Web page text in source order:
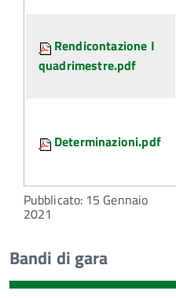
Rendicontazione I
quadrimestre.pdf
Determinazioni.pdf
Pubblicato: 15 Gennaio
2021
Bandi di gara